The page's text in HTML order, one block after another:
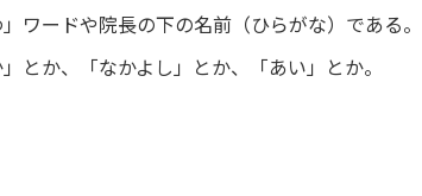
ワードや院長の下の名前（ひらがな）である。
とか、「なかよし」とか、「あい」とか。